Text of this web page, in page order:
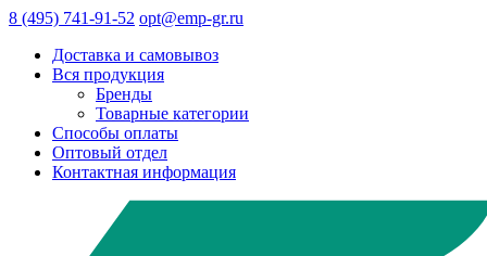
8 (495) 741-91-52 opt@emp-gr.ru
Доставка и самовывоз
Вся продукция
Бренды
Товарные категории
Способы оплаты
Оптовый отдел
Контактная информация